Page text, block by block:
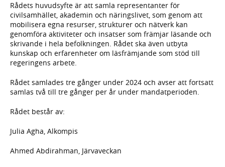
Rådets huvudsyfte är att samla representanter för
civilsamhället, akademin och näringslivet, som genom att
mobilisera egna resurser, strukturer och nätverk kan
genomföra aktiviteter och insatser som främjar läsande och
skrivande i hela befolkningen. Rådet ska även utbyta
kunskap och erfarenheter om läsfrämjande som stöd till
regeringens arbete.
Rådet samlades tre gånger under 2024 och avser att fortsatt
samlas två till tre gånger per år under mandatperioden.
Rådet består av:
Julia Agha, Alkompis
Ahmed Abdirahman, Järvaveckan